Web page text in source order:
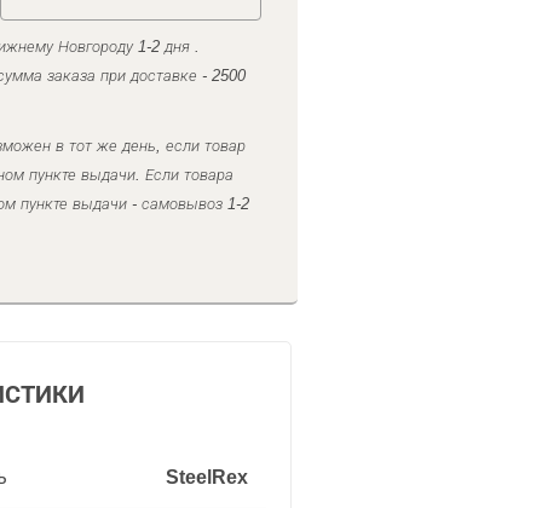
Новгороду 1-2 дня .
заказа при доставке - 2500
в тот же день, если товар
пункте выдачи. Если товара
пункте выдачи - самовывоз 1-2
SteelRex